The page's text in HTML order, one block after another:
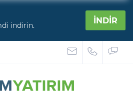
indirin. İNDİR